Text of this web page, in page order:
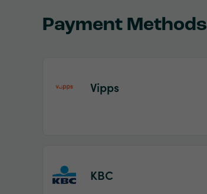
Payment Methods
Vipps
KBC